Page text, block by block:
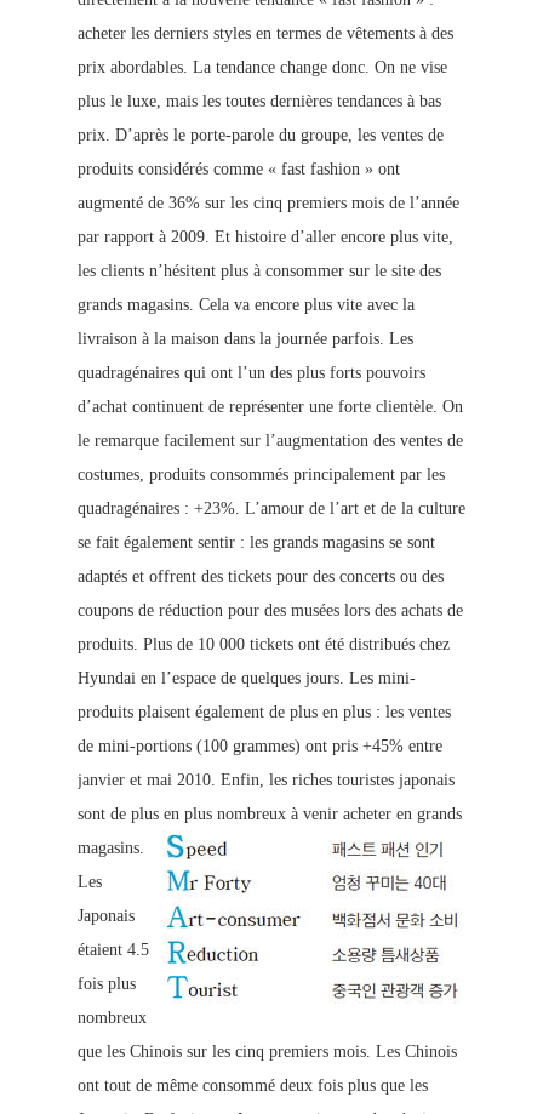
acheter les derniers styles en termes de vêtements à des
prix abordables. La tendance change donc. On ne vise
plus le luxe, mais les toutes dernières tendances à bas
prix. D’après le porte-parole du groupe, les ventes de
produits considérés comme « fast fashion » ont
augmenté de 36% sur les cinq premiers mois de l’année
par rapport à 2009. Et histoire d’aller encore plus vite,
les clients n’hésitent plus à consommer sur le site des
grands magasins. Cela va encore plus vite avec la
livraison à la maison dans la journée parfois. Les
quadragénaires qui ont l’un des plus forts pouvoirs
d’achat continuent de représenter une forte clientèle. On
le remarque facilement sur l’augmentation des ventes de
costumes, produits consommés principalement par les
quadragénaires : +23%. L’amour de l’art et de la culture
se fait également sentir : les grands magasins se sont
adaptés et offrent des tickets pour des concerts ou des
coupons de réduction pour des musées lors des achats de
produits. Plus de 10 000 tickets ont été distribués chez
Hyundai en l’espace de quelques jours. Les mini-
produits plaisent également de plus en plus : les ventes
de mini-portions (100 grammes) ont pris +45% entre
janvier et mai 2010. Enfin, les riches touristes japonais
sont de plus en plus nombreux à venir acheter en grands
magasins.
Les
Japonais
étaient 4.5
fois plus
nombreux
que les Chinois sur les cinq premiers mois. Les Chinois
ont tout de même consommé deux fois plus que les